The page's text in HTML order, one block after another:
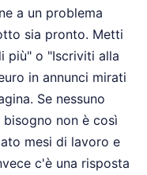
a un problema
sia pronto. Metti
più" o "Iscriviti alla
in annunci mirati
Se nessuno
non è così
mesi di lavoro e
c'è una risposta